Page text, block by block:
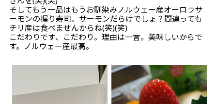
そしてもう一品はもうお馴染みノルウェー産オーロラサ
ーモンの握り寿司。サーモンだらけでしょ？間違っても
チリ産は食べませんからね(笑)(笑)
こだわりです、こだわり。理由は一言。美味しいからで
す。ノルウェー産最高。